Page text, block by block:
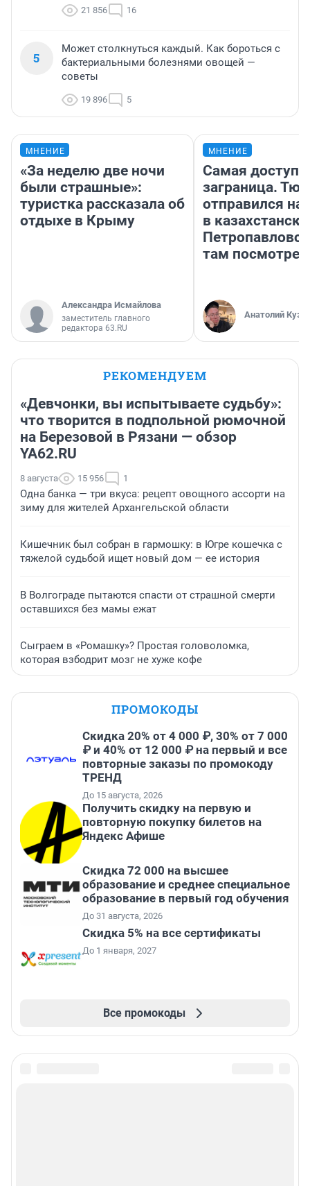
21 856 16
5
Может столкнуться каждый. Как бороться с
бактериальными болезнями овощей —
советы
19 896 5
МНЕНИЕ
«За неделю две ночи
были страшные»:
туристка рассказала об
отдыхе в Крыму
Александра Исмайлова
заместитель главного
редактора 63.RU
МНЕНИЕ
Самая
заграница.
отправился
в
там
Анатолий
РЕКОМЕНДУЕМ
«Девчонки, вы испытываете судьбу»:
что творится в подпольной рюмочной
на Березовой в Рязани — обзор
YA62.RU
8 августа 15 956 1
Одна банка — три вкуса: рецепт овощного ассорти на
зиму для жителей Архангельской области
Кишечник был собран в гармошку: в Югре кошечка с
тяжелой судьбой ищет новый дом — ее история
В Волгограде пытаются спасти от страшной смерти
оставшихся без мамы ежат
Сыграем в «Ромашку»? Простая головоломка,
которая взбодрит мозг не хуже кофе
ПРОМОКОДЫ
Скидка 20% от 4 000 ₽, 30% от 7 000
₽ и 40% от 12 000 ₽ на первый и все
повторные заказы по промокоду
ТРЕНД
До 15 августа, 2026
Получить скидку на первую и
повторную покупку билетов на
Яндекс Афише
Скидка 72 000 на высшее
образование и среднее специальное
образование в первый год обучения
До 31 августа, 2026
Скидка 5% на все сертификаты
До 1 января, 2027
Все промокоды